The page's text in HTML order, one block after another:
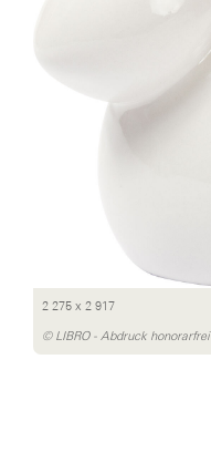
2 275 x 2 917
© LIBRO - Abdruck honorarfrei